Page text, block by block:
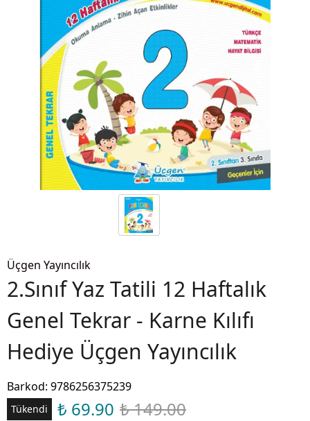
Üçgen Yayıncılık
2.Sınıf Yaz Tatili 12 Haftalık
Genel Tekrar - Karne Kılıfı
Hediye Üçgen Yayıncılık
Barkod: 9786256375239
Tükendi ₺ 69.90 ₺ 149.00